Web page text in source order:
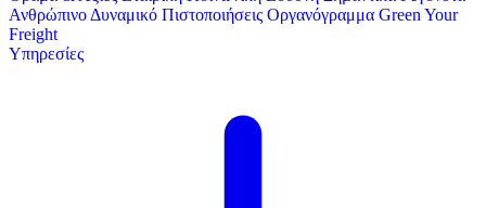
Ανθρώπινο Δυναμικό Πιστοποιήσεις Οργανόγραμμα Green Your
Freight
Υπηρεσίες